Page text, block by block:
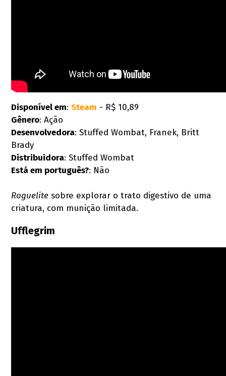
Disponível em:Steam - R$ 10,89
Gênero: Ação
Desenvolvedora: Stuffed Wombat, Franek, Britt
Brady
Distribuidora: Stuffed Wombat
Está em português?: Não
Roguelite sobre explorar o trato digestivo de uma
criatura, com munição limitada.
Ufflegrim